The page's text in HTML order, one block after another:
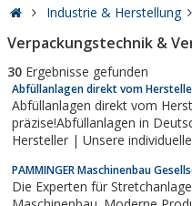
Industrie & Herstellung
Verpackungstechnik &
30 Ergebnisse gefunden
Abfüllanlagen direkt vom
Abfüllanlagen direkt vom
präzise!Abfüllanlagen in
Hersteller | Unsere
PAMMINGER Maschinenbau
Die Experten für Stretchanlagen, Fördertechnik